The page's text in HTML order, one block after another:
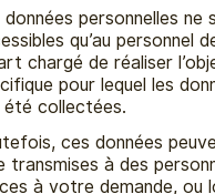
données personnelles ne
qu’au personnel
chargé de réaliser
pour lequel les
collectées.
ces données
transmises à des
à votre demande, ou